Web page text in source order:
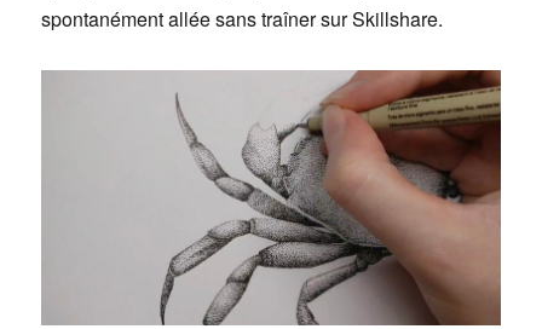
spontanément allée sans traîner sur Skillshare.